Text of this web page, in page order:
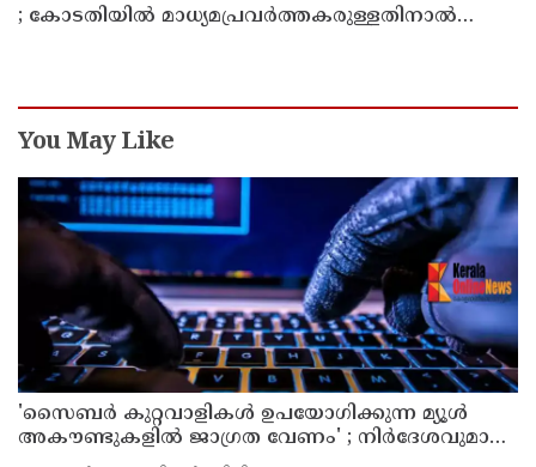
; കോടതിയിൽ മാധ്യമപ്രവർത്തകരുള്ളതിനാൽ
You May Like
'സൈബര്‍ കുറ്റവാളികള്‍ ഉപയോഗിക്കുന്ന മ്യൂള്‍
അകൗണ്ടുകളില്‍ ജാഗ്രത വേണം' ; നിര്‍ദേശവുമായി
പൊലീസ്